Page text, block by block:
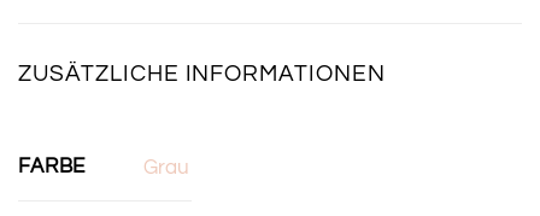
ZUSÄTZLICHE INFORMATIONEN
FARBE Grau